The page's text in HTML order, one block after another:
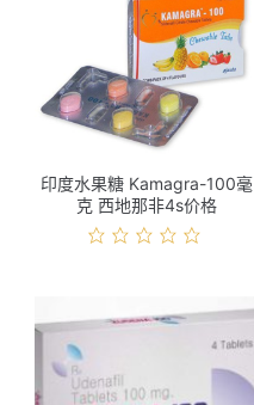
印度水果糖 Kamagra-100毫
克 西地那非4s价格